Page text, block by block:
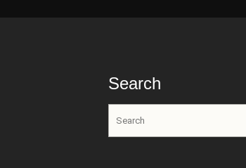
Search